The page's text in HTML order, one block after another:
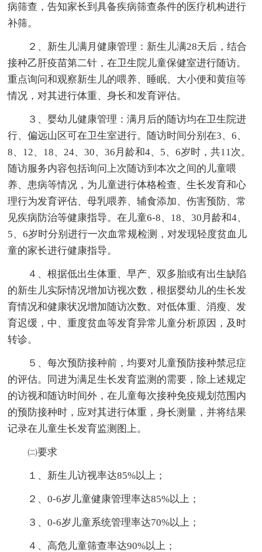
病筛查，告知家长到具备疾病筛查条件的医疗机构进行
补筛。
２、新生儿满月健康管理：新生儿满28天后，结合
接种乙肝疫苗第二针，在卫生院儿童保健室进行随访。
重点询问和观察新生儿的喂养、睡眠、大小便和黄疸等
情况，对其进行体重、身长和发育评估。
３、婴幼儿健康管理：满月后的随访均在卫生院进
行、偏远山区可在卫生室进行。随访时间分别在3、6、
8、12、18、24、30、36月龄和4、5、6岁时，共11次。
随访服务内容包括询问上次随访到本次之间的儿童喂
养、患病等情况，为儿童进行体格检查、生长发育和心
理行为发育评估、母乳喂养、辅食添加、伤害预防、常
见疾病防治等健康指导。在儿童6-8、18、30月龄和4、
5、6岁时分别进行一次血常规检测，对发现轻度贫血儿
童的家长进行健康指导。
４、根据低出生体重、早产、双多胎或有出生缺陷
的新生儿实际情况增加访视次数，根据婴幼儿的生长发
育情况和健康状况增加随访次数。对低体重、消瘦、发
育迟缓，中、重度贫血等发育异常儿童分析原因，及时
转诊。
５、每次预防接种前，均要对儿童预防接种禁忌症
的评估。同进为满足生长发育监测的需要，除上述规定
的访视和随访时间外，在儿童每次接种免疫规划范围内
的预防接种时，应对其进行体重，身长测量，并将结果
记录在儿童生长发育监测图上。
㈡要求
１、新生儿访视率达85%以上；
２、0-6岁儿童健康管理率达85%以上；
３、0-6岁儿童系统管理率达70%以上；
４、高危儿童筛查率达90%以上；